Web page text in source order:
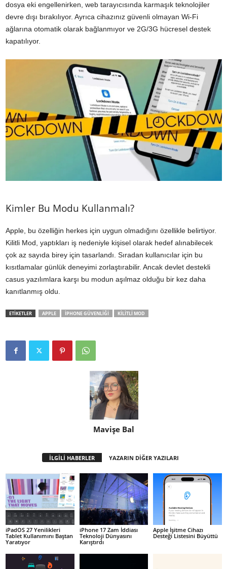
dosya eki engellenirken, web tarayıcısında karmaşık teknolojiler
devre dışı bırakılıyor. Ayrıca cihazınız güvenli olmayan Wi-Fi
ağlarına otomatik olarak bağlanmıyor ve 2G/3G hücresel destek
kapatılıyor.
Kimler Bu Modu Kullanmalı?
Apple, bu özelliğin herkes için uygun olmadığını özellikle belirtiyor.
Kilitli Mod, yaptıkları iş nedeniyle kişisel olarak hedef alınabilecek
çok az sayıda birey için tasarlandı. Sıradan kullanıcılar için bu
kısıtlamalar günlük deneyimi zorlaştırabilir. Ancak devlet destekli
casus yazılımlara karşı bu modun aşılmaz olduğu bir kez daha
kanıtlanmış oldu.
ETİKETLER APPLE IPHONE GÜVENLIĞI KILITLI MOD
Mavişe Bal
İLGİLİ HABERLER YAZARIN DİĞER YAZILARI
iPadOS 27 Yenilikleri
Tablet Kullanımını Baştan
Yaratıyor
iPhone 17 Zam İddiası
Teknoloji Dünyasını
Karıştırdı
Apple İşitme Cihazı
Desteği Listesini Büyüttü